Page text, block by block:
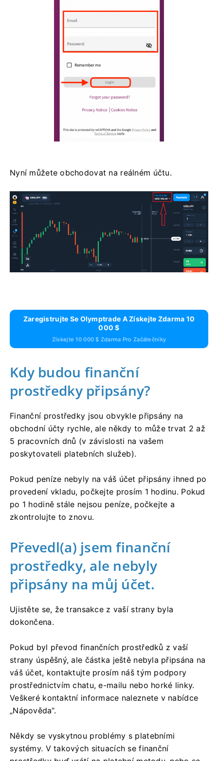
Nyní můžete obchodovat na reálném účtu.
Zaregistrujte Se Olymptrade A Získejte Zdarma 10
000 $
Získejte 10 000 $ Zdarma Pro Začátečníky
Kdy budou finanční
prostředky připsány?
Finanční prostředky jsou obvykle připsány na
obchodní účty rychle, ale někdy to může trvat 2 až
5 pracovních dnů (v závislosti na vašem
poskytovateli platebních služeb).
Pokud peníze nebyly na váš účet připsány ihned po
provedení vkladu, počkejte prosím 1 hodinu. Pokud
po 1 hodině stále nejsou peníze, počkejte a
zkontrolujte to znovu.
Převedl(a) jsem finanční
prostředky, ale nebyly
připsány na můj účet.
Ujistěte se, že transakce z vaší strany byla
dokončena.
Pokud byl převod finančních prostředků z vaší
strany úspěšný, ale částka ještě nebyla připsána na
váš účet, kontaktujte prosím náš tým podpory
prostřednictvím chatu, e-mailu nebo horké linky.
Veškeré kontaktní informace naleznete v nabídce
„Nápověda“.
Někdy se vyskytnou problémy s platebními
systémy. V takových situacích se finanční